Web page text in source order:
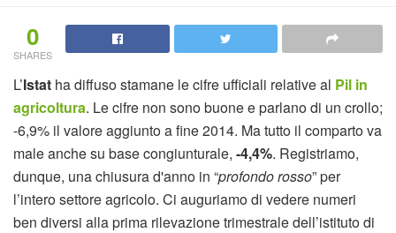
0
SHARES
L’Istat ha diffuso stamane le cifre ufficiali relative al Pil in
agricoltura. Le cifre non sono buone e parlano di un crollo;
-6,9% il valore aggiunto a fine 2014. Ma tutto il comparto va
male anche su base congiunturale, -4,4%. Registriamo,
dunque, una chiusura d'anno in “profondo rosso” per
l’intero settore agricolo. Ci auguriamo di vedere numeri
ben diversi alla prima rilevazione trimestrale dell’istituto di